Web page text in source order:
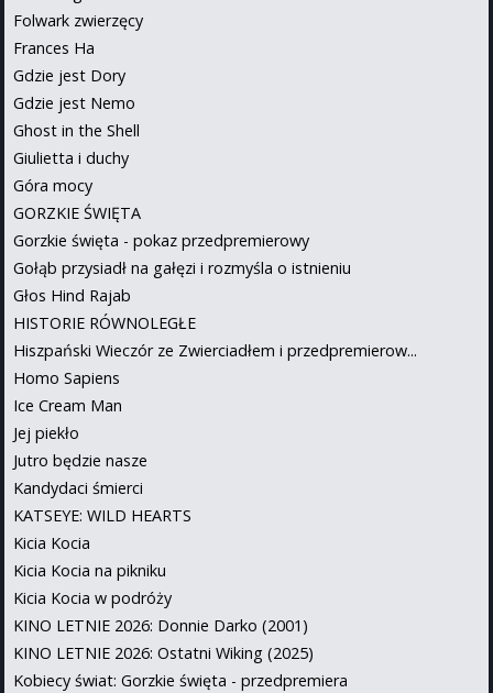
Folwark zwierzęcy
Frances Ha
Gdzie jest Dory
Gdzie jest Nemo
Ghost in the Shell
Giulietta i duchy
Góra mocy
GORZKIE ŚWIĘTA
Gorzkie święta - pokaz przedpremierowy
Gołąb przysiadł na gałęzi i rozmyśla o istnieniu
Głos Hind Rajab
HISTORIE RÓWNOLEGŁE
Hiszpański Wieczór ze Zwierciadłem i przedpremierow...
Homo Sapiens
Ice Cream Man
Jej piekło
Jutro będzie nasze
Kandydaci śmierci
KATSEYE: WILD HEARTS
Kicia Kocia
Kicia Kocia na pikniku
Kicia Kocia w podróży
KINO LETNIE 2026: Donnie Darko (2001)
KINO LETNIE 2026: Ostatni Wiking (2025)
Kobiecy świat: Gorzkie święta - przedpremiera